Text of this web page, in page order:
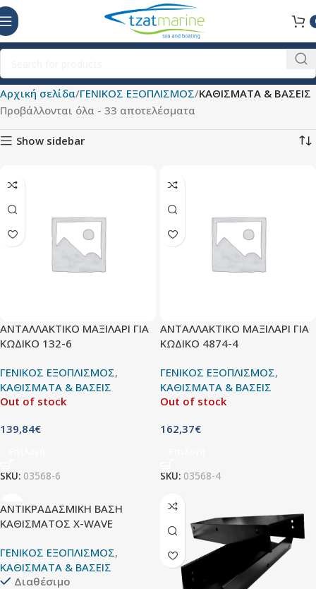
Αρχική σελίδα ΓΕΝΙΚΟΣ ΕΞΟΠΛΙΣΜΟΣ ΚΑΘΙΣΜΑΤΑ & ΒΑΣΕΙΣ
Προβάλλονται όλα - 33 αποτελέσματα
Show sidebar
ΑΝΤΑΛΛΑΚΤΙΚΟ ΜΑΞΙΛΑΡΙ ΓΙΑ
ΚΩΔΙΚΟ 132-6
ΓΕΝΙΚΟΣ ΕΞΟΠΛΙΣΜΟΣ,
ΚΑΘΙΣΜΑΤΑ & ΒΑΣΕΙΣ
Out of stock
139,84€
SKU: 03568-6
ΑΝΤΑΛΛΑΚΤΙΚΟ ΜΑΞΙΛΑΡΙ ΓΙΑ
ΚΩΔΙΚΟ 4874-4
ΓΕΝΙΚΟΣ ΕΞΟΠΛΙΣΜΟΣ,
ΚΑΘΙΣΜΑΤΑ & ΒΑΣΕΙΣ
Out of stock
162,37€
SKU: 03568-4
ΑΝΤΙΚΡΑΔΑΣΜΙΚΗ ΒΑΣΗ
ΚΑΘΙΣΜΑΤΟΣ X-WAVE
ΓΕΝΙΚΟΣ ΕΞΟΠΛΙΣΜΟΣ,
ΚΑΘΙΣΜΑΤΑ & ΒΑΣΕΙΣ
Διαθέσιμο